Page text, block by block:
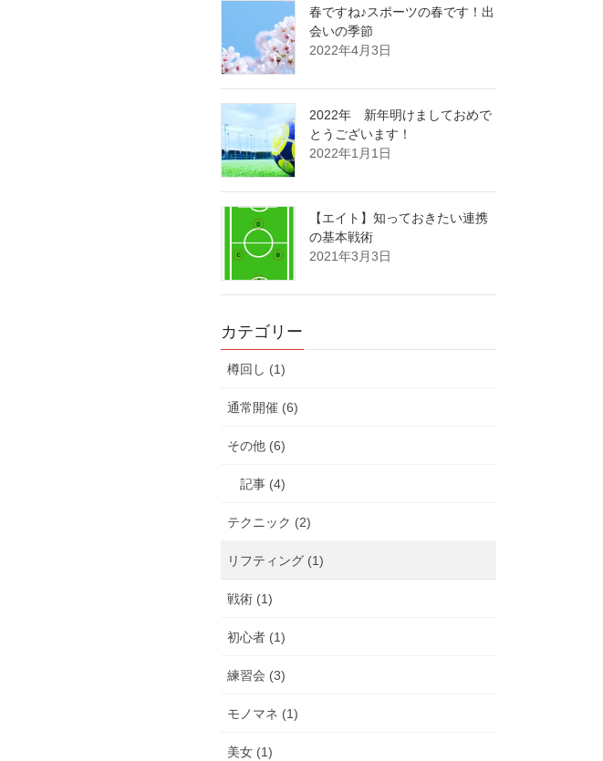
春ですね♪スポーツの春です！出
会いの季節
2022年4月3日
2022年 新年明けましておめで
とうございます！
2022年1月1日
【エイト】知っておきたい連携
の基本戦術
2021年3月3日
カテゴリー
樽回し (1)
通常開催 (6)
その他 (6)
記事 (4)
テクニック (2)
リフティング (1)
戦術 (1)
初心者 (1)
練習会 (3)
モノマネ (1)
美女 (1)